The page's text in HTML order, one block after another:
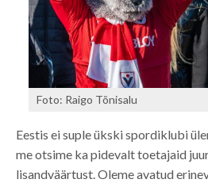
Foto: Raigo Tõnisalu
Eestis ei suple ükski spordiklubi
me otsime ka pidevalt toetajaid
lisandväärtust. Oleme avatud